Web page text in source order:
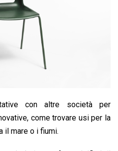
con altre società per
come trovare usi per la
il mare o i fiumi.